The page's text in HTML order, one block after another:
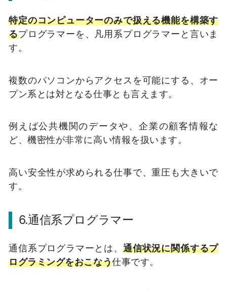
特定のコンピューターのみで扱える機能を構築す
るプログラマーを、凡用系プログラマーと言いま
す。
複数のパソコンからアクセスを可能にする、オー
プン系とは対となる仕事とも言えます。
例えば公共機関のデータや、企業の顧客情報な
ど、機密性が非常に高い情報を扱います。
高い安全性が求められる仕事で、重圧も大きいで
す。
6.通信系プログラマー
通信系プログラマーとは、 通信状況に関係するプ
ログラミングをおこなう仕事です。